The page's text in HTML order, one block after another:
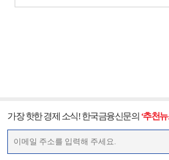
가장 핫한 경제 소식! 한국금융신문의 ‘추천뉴